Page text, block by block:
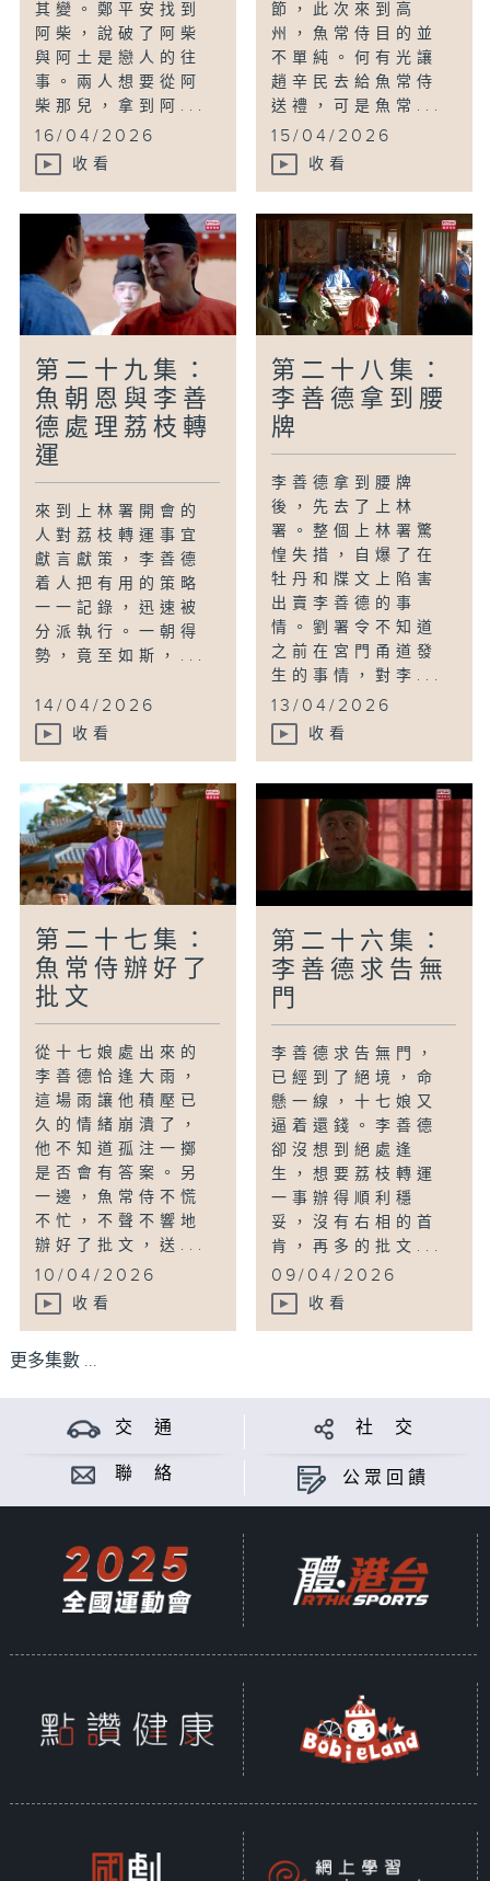
其變。鄭平安找到
阿柴，說破了阿柴
與阿土是戀人的往
事。兩人想要從阿
柴那兒，拿到阿...
16/04/2026
收看
節，此次來到高
州，魚常侍目的並
不單純。何有光讓
趙辛民去給魚常侍
送禮，可是魚常...
15/04/2026
收看
第二十九集：
魚朝恩與李善
德處理荔枝轉
運
來到上林署開會的
人對荔枝轉運事宜
獻言獻策，李善德
着人把有用的策略
一一記錄，迅速被
分派執行。一朝得
勢，竟至如斯，...
14/04/2026
收看
第二十八集：
李善德拿到腰
牌
李善德拿到腰牌
後，先去了上林
署。整個上林署驚
惶失措，自爆了在
牡丹和牒文上陷害
出賣李善德的事
情。劉署令不知道
之前在宮門甬道發
生的事情，對李...
13/04/2026
收看
第二十七集：
魚常侍辦好了
批文
從十七娘處出來的
李善德恰逢大雨，
這場雨讓他積壓已
久的情緒崩潰了，
他不知道孤注一擲
是否會有答案。另
一邊，魚常侍不慌
不忙，不聲不響地
辦好了批文，送...
10/04/2026
收看
第二十六集：
李善德求告無
門
李善德求告無門，
已經到了絕境，命
懸一線，十七娘又
逼着還錢。李善德
卻沒想到絕處逢
生，想要荔枝轉運
一事辦得順利穩
妥，沒有右相的首
肯，再多的批文...
09/04/2026
收看
更多集數 ...
交 通 社 交
聯 絡 公眾回饋